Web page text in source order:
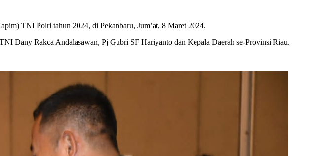
TNI Polri tahun 2024, di Pekanbaru, Jum’at, 8 Maret 2024.
Dany Rakca Andalasawan, Pj Gubri SF Hariyanto dan Kepala Daerah se-Provinsi Riau.